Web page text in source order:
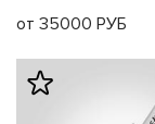
от 35000 РУБ